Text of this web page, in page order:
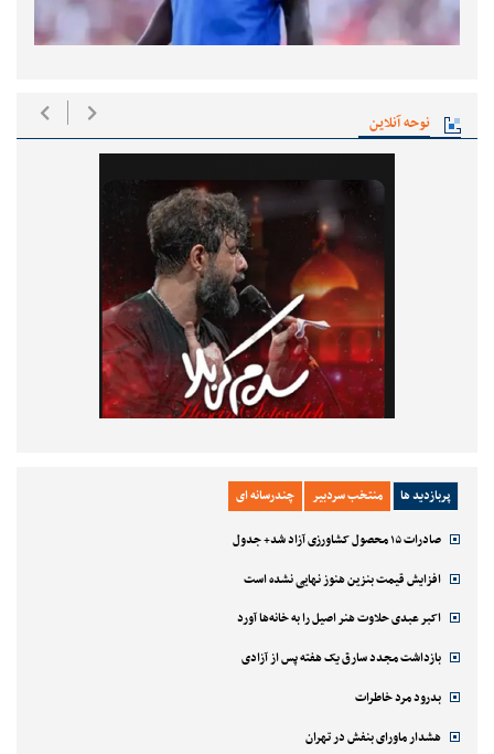
نوحه آنلاین
پربازدید ها منتخب سردبیر چندرسانه ای
صادرات ۱۵ محصول کشاورزی آزاد شد+ جدول
افزایش قیمت بنزین هنوز نهایی نشده است
اکبر عبدی حلاوت هنر اصیل را به خانه‌ها آورد
بازداشت مجدد سارق یک هفته پس از آزادی
بدرود مرد خاطرات
هشدار ماورای بنفش در تهران